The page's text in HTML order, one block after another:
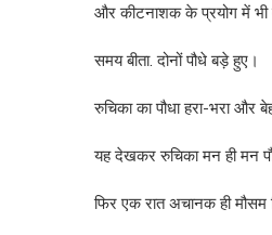
और कीटनाशक के प्रयोग में भी
समय बीता. दोनों पौधे बड़े हुए।
रुचिका का पौधा हरा-भरा और
यह देखकर रुचिका मन ही मन
फिर एक रात अचानक ही